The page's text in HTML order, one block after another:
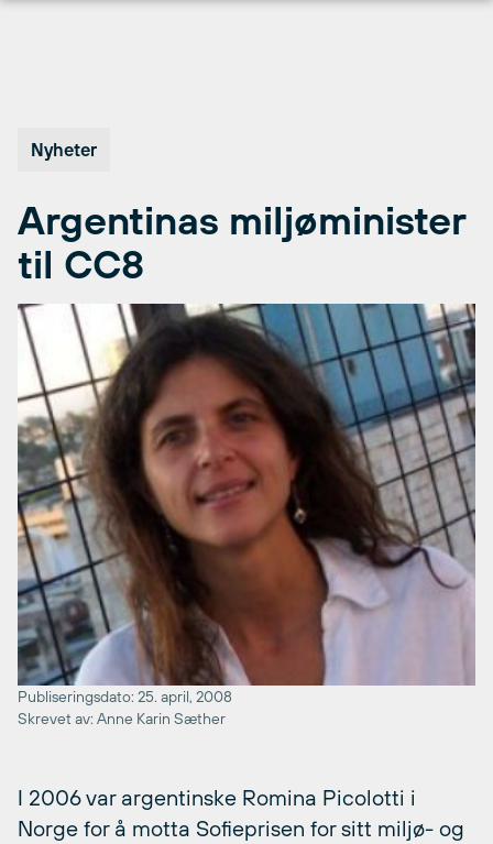
Nyheter
Argentinas miljøminister
til CC8
Publiseringsdato: 25. april, 2008
Skrevet av: Anne Karin Sæther
I 2006 var argentinske Romina Picolotti i
Norge for å motta Sofieprisen for sitt miljø- og